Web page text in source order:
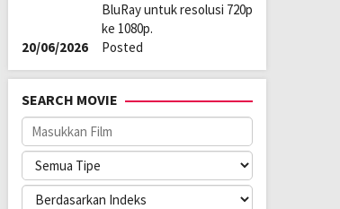
BluRay untuk resolusi 720p
ke 1080p.
20/06/2026
Posted
SEARCH MOVIE